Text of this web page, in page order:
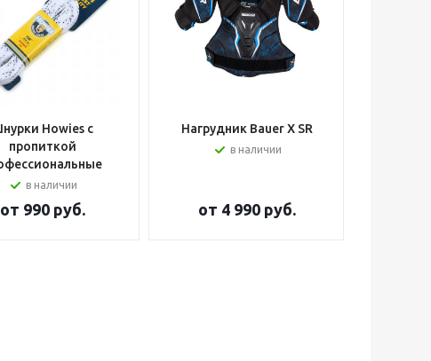
Howies с
пропиткой
в наличии
от 990 руб.
Нагрудник Bauer X SR
в наличии
от 4 990 руб.